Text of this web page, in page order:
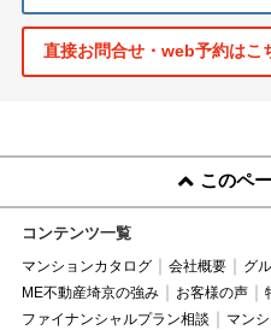
直接お問合せ・web予約はこ
このペ
コンテンツ一覧
マンションカタログ 会社概要 グ
ME不動産埼京の強み
お客様の声
ファイナンシャルプラン相談
マン